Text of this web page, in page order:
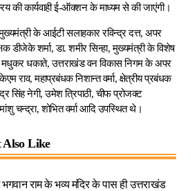
की कार्यवाही ई-ऑक्शन के माध्यम से की जाएंगी।
के आईटी सलाहकार रविन्द्र दत्त, अपर
डीजेके शर्मा, डा. शमीर सिन्हा, मुख्यमंत्री के विशेष
मधुकर धकाते, उत्तराखंड वन विकास निगम के अपर
राव, महाप्रबंधक निशान्त वर्मा, क्षेत्रीय प्रबंधक
सिंह नेगी, उमेश त्रिपाठी, चीफ प्रोजक्ट
चन्द्रा, शोभित वर्मा आदि उपस्थित थे।
Also Like
भगवान राम के भव्य मंदिर के पास ही उत्तराखंड